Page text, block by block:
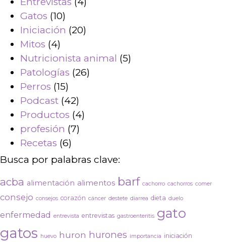
Gatos (10)
Iniciación (20)
Mitos (4)
Nutricionista animal (5)
Patologías (26)
Perros (15)
Podcast (42)
Productos (4)
profesión (7)
Recetas (6)
Busca por palabras clave:
acba alimentación alimentos barf cachorro cachorros comer
consejo consejos corazón cáncer destete diarrea dieta duelo
enfermedad entrevista entrevistas gastroenteritis gato
gatos huevo huron hurones importancia iniciación